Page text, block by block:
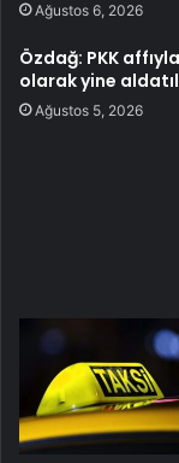
Ağustos 6, 2026
Özdağ: PKK
olarak yine
Ağustos 5, 2026